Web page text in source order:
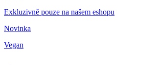
Exkluzivně pouze na našem eshopu
Novinka
Vegan